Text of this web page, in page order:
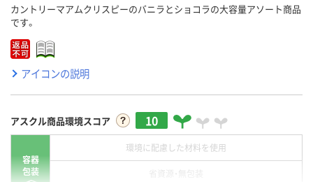
カントリーマアムクリスピーのバニラとショコラの大容量アソート商品
です。
アイコンの説明
アスクル商品環境スコア 10
容器
包装
環境に配慮した材料を使用